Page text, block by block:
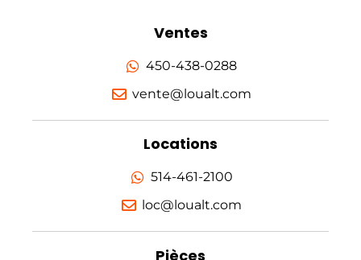
Ventes
450-438-0288
vente@loualt.com
Locations
514-461-2100
loc@loualt.com
Pièces